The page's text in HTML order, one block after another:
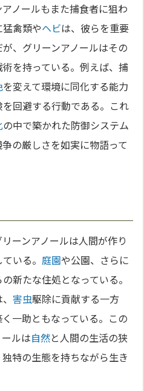
ノールもまた捕食者に狙わ
禽類やヘビは、彼らを重要
、グリーンアノールはその
術を持っている。例えば、捕
を変えて環境に同化する能力
回避する行動である。これ
の中で築かれた防御システム
の厳しさを如実に物語って
ーンアノールは人間が作り
いる。庭園や公園、さらに
新たな住処となっている。
、害虫駆除に貢献する一方
一助ともなっている。この
ルは自然と人間の生活の狭
独特の生態を持ちながら生き